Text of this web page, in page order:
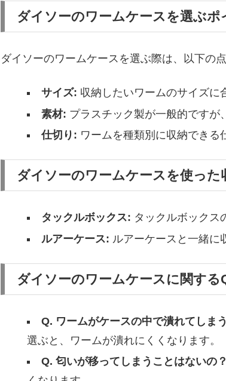
ダイソーのワームケースを選ぶポ
ダイソーのワームケースを選ぶ際は、以下の
サイズ: 収納したいワームのサイズに
素材: プラスチック製が一般的ですが
仕切り: ワームを種類別に収納できる
ダイソーのワームケースを使った
タックルボックス: タックルボックス
ルアーケース: ルアーケースと一緒に
ダイソーのワームケースに関する
Q. ワームがケースの中で潰れてしま
選ぶと、ワームが潰れにくくなります。
Q. 匂いが移ってしまうことはないの？